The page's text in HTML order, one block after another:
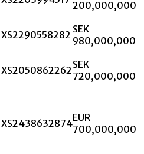
200,000,000
XS2290558282 SEK
980,000,000
XS2050862262SEK
720,000,000
XS2438632874EUR
700,000,000